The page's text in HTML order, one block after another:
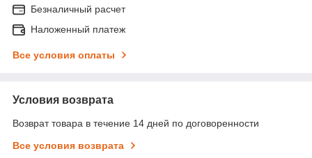
Безналичный расчет
Наложенный платеж
Все условия оплаты
Условия возврата
Возврат товара в течение 14 дней по договоренности
Все условия возврата